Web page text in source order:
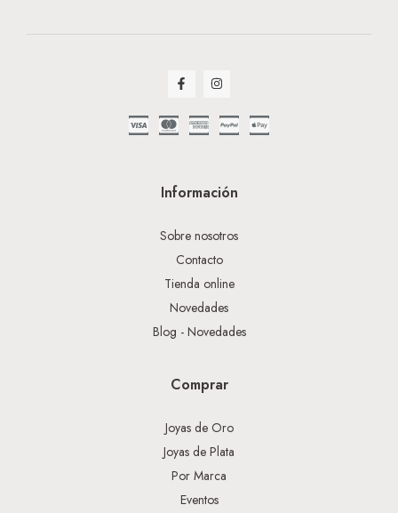
Información
Sobre nosotros
Contacto
Tienda online
Novedades
Blog - Novedades
Comprar
Joyas de Oro
Joyas de Plata
Por Marca
Eventos